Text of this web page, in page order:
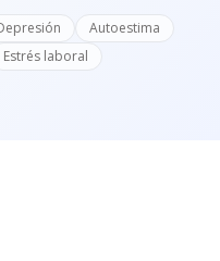
Autoestima
Estrés laboral